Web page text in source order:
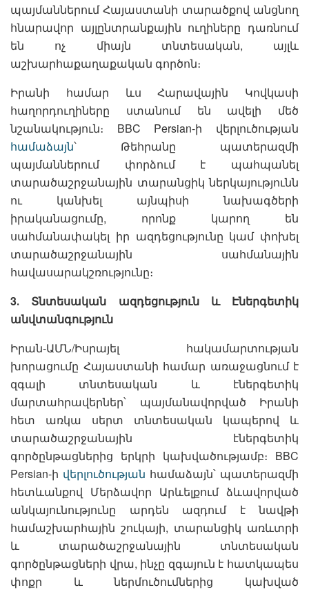
պայմաններում Հայաստանի տարածքով անցնող
հնարավոր այլընտրանքային ուղիները դառնում
են ոչ միայն տնտեսական, այլև
աշխարհաքաղաքական գործոն։
Իրանի համար ևս Հարավային Կովկասի
հաղորդուղիները ստանում են ավելի մեծ
նշանակություն։ BBC Persian-ի վերլուծության
համաձայն՝ Թեհրանը պատերազմի
պայմաններում փորձում է պահպանել
տարածաշրջանային տարանցիկ ներկայությունն
ու կանխել այնպիսի նախագծերի
իրականացումը, որոնք կարող են
սահմանափակել իր ազդեցությունը կամ փոխել
տարածաշրջանային սահմանային
հավասարակշռությունը։
3․ Տնտեսական ազդեցություն և Էներգետիկ
անվտանգություն
Իրան-ԱՄՆ/Իսրայել հակամարտության
խորացումը Հայաստանի համար առաջացնում է
զգալի տնտեսական և էներգետիկ
մարտահրավերներ՝ պայմանավորված Իրանի
հետ առկա սերտ տնտեսական կապերով և
տարածաշրջանային էներգետիկ
գործընթացներից երկրի կախվածությամբ։ BBC
Persian-ի վերլուծության համաձայն՝ պատերազմի
հետևանքով Մերձավոր Արևելքում ձևավորված
անկայունությունը արդեն ազդում է նավթի
համաշխարհային շուկայի, տարանցիկ առևտրի
և տարածաշրջանային տնտեսական
գործընթացների վրա, ինչը զգայուն է հատկապես
փոքր և ներմուծումներից կախված